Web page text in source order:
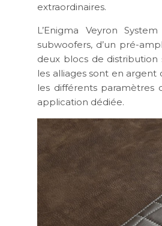
extraordinaires.
L’Enigma Veyron
subwoofers, d’un pré-
deux blocs de distribution
les alliages sont en
les différents
application dédiée.